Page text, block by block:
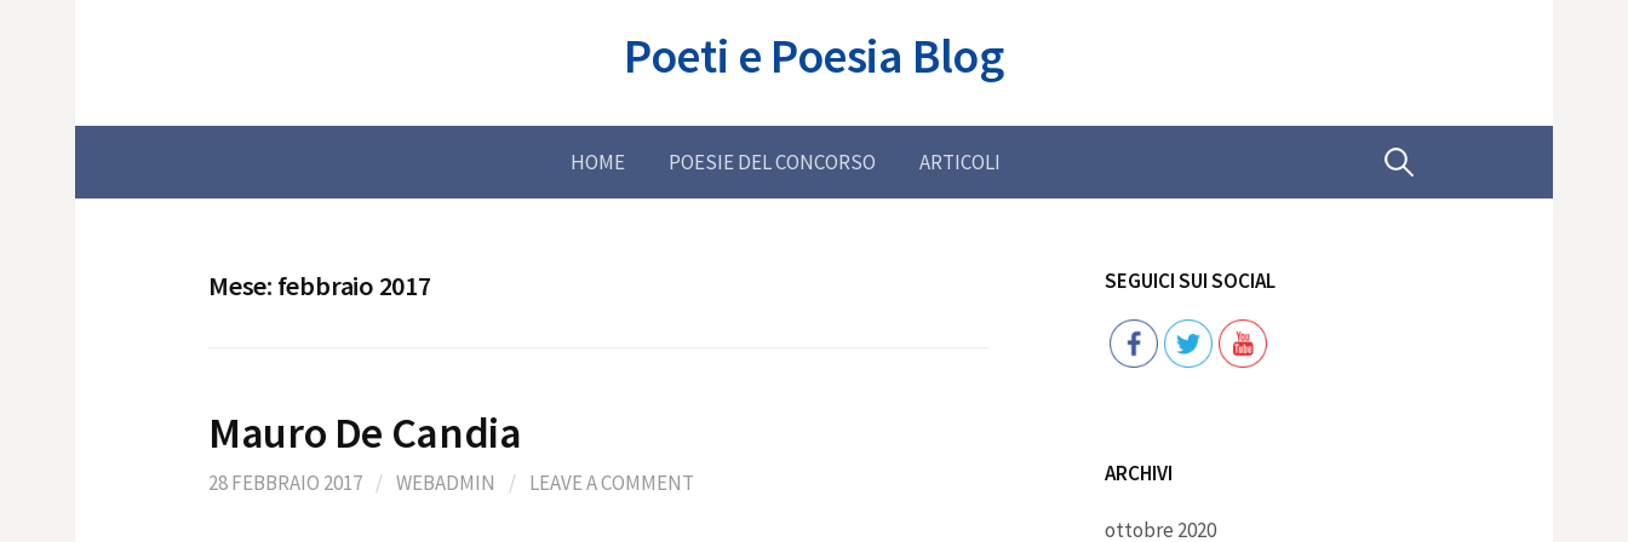
Poeti e Poesia Blog
HOME POESIE DEL CONCORSO ARTICOLI Ricerca
Mese: febbraio 2017
Mauro De Candia
28 FEBBRAIO 2017 / WEBADMIN / LEAVE A COMMENT
SEGUICI SUI SOCIAL
Follow
ARCHIVI
ottobre 2020